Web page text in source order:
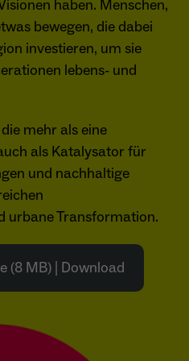
beim Schliessen der
gelöscht
Sitzungs-Identifikation
Wiedererkennung eines
Daten der
automatische Übersetzung
Nutzer gewählte Sprache
haben. Menschen,
bewegen, die dabei
investieren, um sie
lebens- und
mehr als eine
als Katalysator für
und nachhaltige
urbane Transformation.
(8 MB) | Download